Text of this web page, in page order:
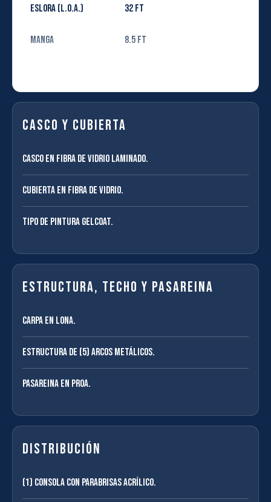
Eslora (L.O.A.) 32 Ft
Manga 8.5 Ft
combustible
Motores
Casco y Cubierta
Casco en fibra de vidrio laminado.
Cubierta en fibra de vidrio.
Tipo de pintura Gelcoat.
Estructura, techo y pasareina
Carpa en lona.
Estructura de (5) arcos metálicos.
Pasareina en proa.
Distribución
(1) Consola con parabrisas acrílico.